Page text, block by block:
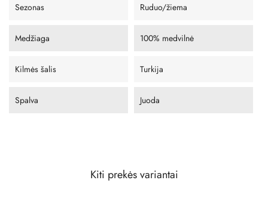
Sezonas Ruduo/žiema
Medžiaga 100% medvilnė
Kilmės šalis Turkija
Spalva Juoda
Kiti prekės variantai